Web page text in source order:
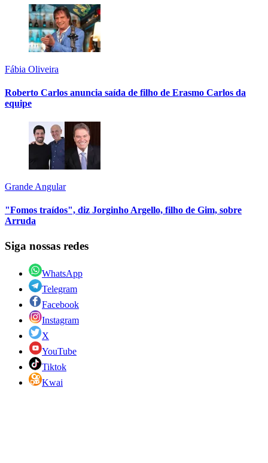
Fábia Oliveira
Roberto Carlos anuncia saída de filho de Erasmo Carlos da
equipe
Grande Angular
"Fomos traídos", diz Jorginho Argello, filho de Gim, sobre
Arruda
Siga nossas redes
WhatsApp
Telegram
Facebook
Instagram
X
YouTube
Tiktok
Kwai